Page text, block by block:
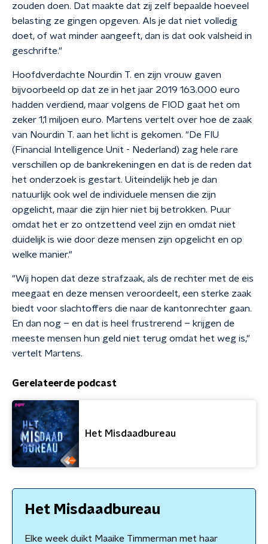
zouden doen. Dat maakte dat zij zelf bepaalde hoeveel
belasting ze gingen opgeven. Als je dat niet volledig
doet, of wat minder aangeeft, dan is dat ook valsheid in
geschrifte."
Hoofdverdachte Nourdin T. en zijn vrouw gaven
bijvoorbeeld op dat ze in het jaar 2019 163.000 euro
hadden verdiend, maar volgens de FIOD gaat het om
zeker 1,1 miljoen euro. Martens vertelt over hoe de zaak
van Nourdin T. aan het licht is gekomen. "De FIU
(Financial Intelligence Unit - Nederland) zag hele rare
verschillen op de bankrekeningen en dat is de reden dat
het onderzoek is gestart. Uiteindelijk heb je dan
natuurlijk ook wel de individuele mensen die zijn
opgelicht, maar die zijn hier niet bij betrokken. Puur
omdat het er zo ontzettend veel zijn en omdat niet
duidelijk is wie door deze mensen zijn opgelicht en op
welke manier."
"Wij hopen dat deze strafzaak, als de rechter met de eis
meegaat en deze mensen veroordeelt, een sterke zaak
biedt voor slachtoffers die naar de kantonrechter gaan.
En dan nog – en dat is heel frustrerend – krijgen de
meeste mensen hun geld niet terug omdat het weg is,"
vertelt Martens.
Gerelateerde podcast
Het Misdaadbureau
Het Misdaadbureau
Elke week duikt Maaike Timmerman met haar